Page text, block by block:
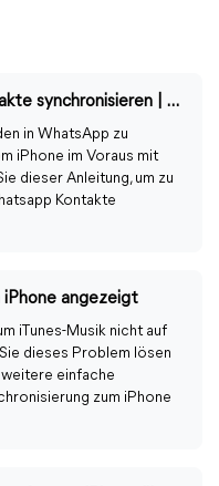
Von iPhone auf Whatsapp Kontakte synchronisieren | FoneTool
in WhatsApp zu
iPhone im Voraus mit
dieser Anleitung, um zu
Kontakte
iPhone angezeigt
iTunes-Musik nicht auf
dieses Problem lösen
weitere einfache
zum iPhone